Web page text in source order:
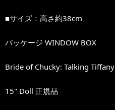
■サイズ：高さ約38cm
パッケージ WINDOW BOX
Bride of Chucky: Talking Tiffany
15" Doll 正規品